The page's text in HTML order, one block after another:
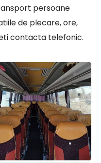
persoane
de plecare, ore,
contacta telefonic.